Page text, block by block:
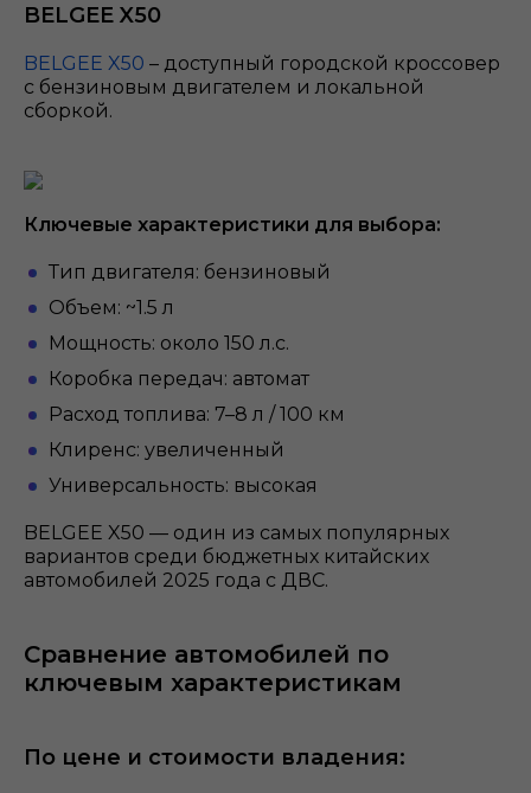
BELGEE X50
BELGEE X50 – доступный городской кроссовер
с бензиновым двигателем и локальной
сборкой.
Ключевые характеристики для выбора:
Тип двигателя: бензиновый
Объем: ~1.5 л
Мощность: около 150 л.с.
Коробка передач: автомат
Расход топлива: 7–8 л / 100 км
Клиренс: увеличенный
Универсальность: высокая
BELGEE X50 — один из самых популярных
вариантов среди бюджетных китайских
автомобилей 2025 года с ДВС.
Сравнение автомобилей по
ключевым характеристикам
По цене и стоимости владения: